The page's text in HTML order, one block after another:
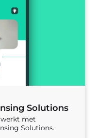
Solutions
werkt met
Solutions.